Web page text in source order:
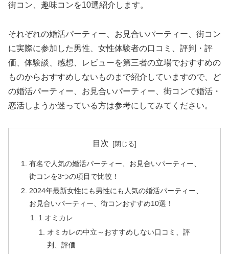
街コン、趣味コンを10選紹介します。
それぞれの婚活パーティー、お見合いパーティー、街コン
に実際に参加した男性、女性体験者の口コミ、評判・評
価、体験談、感想、レビューを第三者の立場でおすすめの
ものからおすすめしないものまで紹介していますので、ど
の婚活パーティー、お見合いパーティー、街コンで婚活・
恋活しようか迷っている方は参考にしてみてください。
目次
有名で人気の婚活パーティー、お見合いパーティー、
街コンを3つの項目で比較！
2024年最新女性にも男性にも人気の婚活パーティー、
お見合いパーティー、街コンおすすめ10選！
1.オミカレ
オミカレの中立～おすすめしない口コミ、評
判、評価